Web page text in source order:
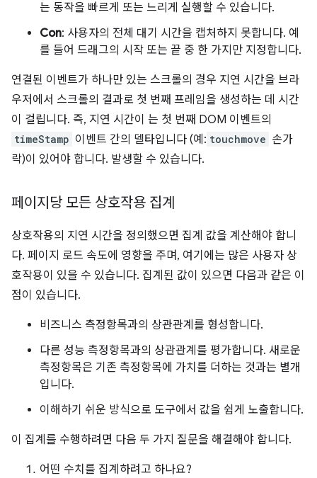
는 동작을 빠르게 또는 느리게 실행할 수 있습니다.
Con: 사용자의 전체 대기 시간을 캡처하지 못합니다. 예
를 들어 드래그의 시작 또는 끝 중 한 가지만 지정합니다.
연결된 이벤트가 하나만 있는 스크롤의 경우 지연 시간을 브라
우저에서 스크롤의 결과로 첫 번째 프레임을 생성하는 데 시간
이 걸립니다. 즉, 지연 시간이 는 첫 번째 DOM 이벤트의
timeStamp 이벤트 간의 델타입니다 (예: touchmove 손가
락)이 있어야 합니다. 발생할 수 있습니다.
페이지당 모든 상호작용 집계
상호작용의 지연 시간을 정의했으면 집계 값을 계산해야 합니
다. 페이지 로드 속도에 영향을 주며, 여기에는 많은 사용자 상
호작용이 있을 수 있습니다. 집계된 값이 있으면 다음과 같은 이
점이 있습니다.
비즈니스 측정항목과의 상관관계를 형성합니다.
다른 성능 측정항목과의 상관관계를 평가합니다. 새로운
측정항목은 기존 측정항목에 가치를 더하는 것과는 별개
입니다.
이해하기 쉬운 방식으로 도구에서 값을 쉽게 노출합니다.
이 집계를 수행하려면 다음 두 가지 질문을 해결해야 합니다.
어떤 수치를 집계하려고 하나요?